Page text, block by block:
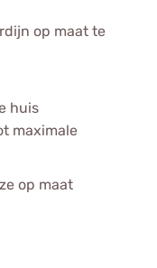
op maat te
huis
maximale
op maat